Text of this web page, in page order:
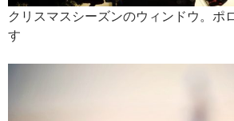
クリスマスシーズンのウィンドウ。ポ
す